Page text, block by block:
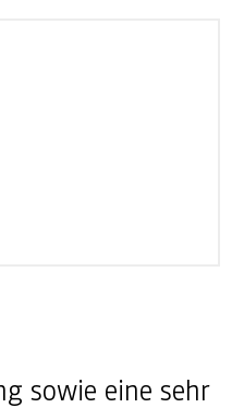
sowie eine sehr